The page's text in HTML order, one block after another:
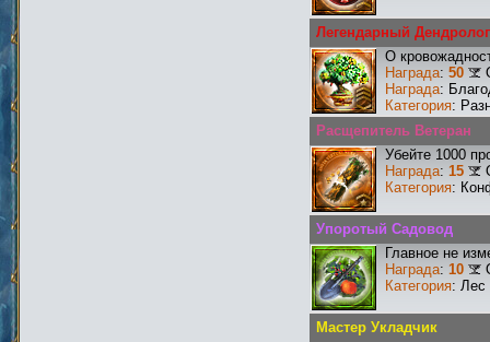
Легендарный Дендролог
О
Награда: 50
Награда:
Категория:
Расщепитель Ветеран
Убейте 1000
Награда: 15
Категория:
Упоротый Садовод
Главное не
Награда: 10
Категория: Лес
Мастер Укладчик